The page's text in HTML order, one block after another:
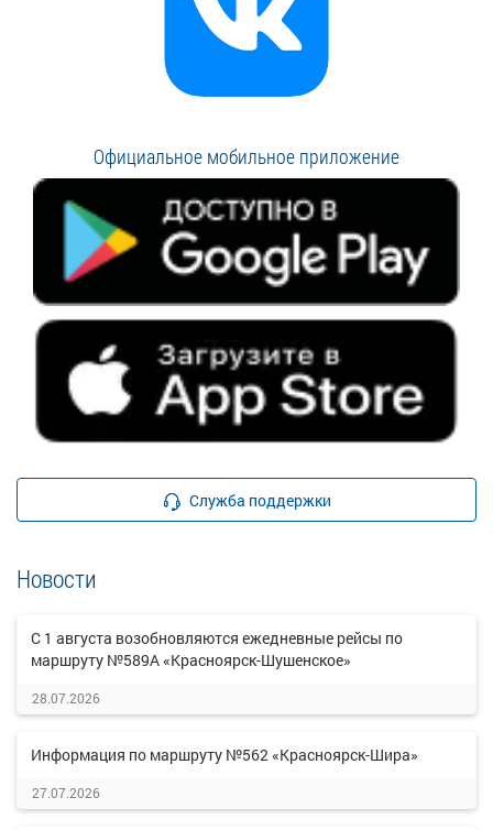
Официальное мобильное приложение
Служба поддержки
Новости
С 1 августа возобновляются ежедневные рейсы по
маршруту №589А «Красноярск-Шушенское»
28.07.2026
Информация по маршруту №562 «Красноярск-Шира»
27.07.2026